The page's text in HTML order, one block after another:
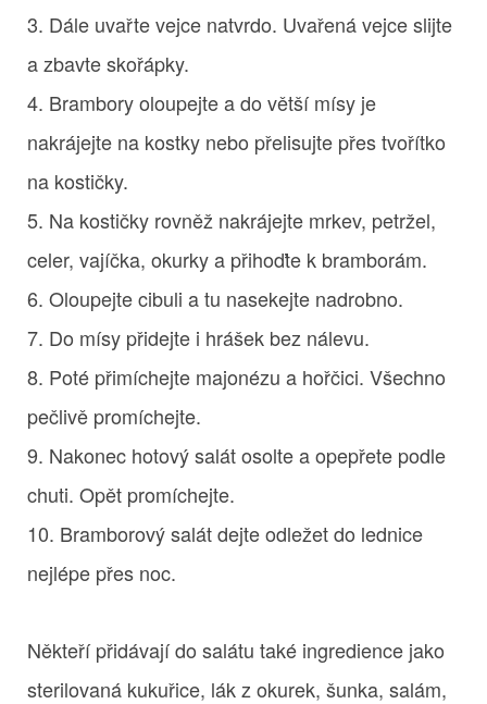
3. Dále uvařte vejce natvrdo. Uvařená vejce slijte
a zbavte skořápky.
4. Brambory oloupejte a do větší mísy je
nakrájejte na kostky nebo přelisujte přes tvořítko
na kostičky.
5. Na kostičky rovněž nakrájejte mrkev, petržel,
celer, vajíčka, okurky a přihoďte k bramborám.
6. Oloupejte cibuli a tu nasekejte nadrobno.
7. Do mísy přidejte i hrášek bez nálevu.
8. Poté přimíchejte majonézu a hořčici. Všechno
pečlivě promíchejte.
9. Nakonec hotový salát osolte a opepřete podle
chuti. Opět promíchejte.
10. Bramborový salát dejte odležet do lednice
nejlépe přes noc.
Někteří přidávají do salátu také ingredience jako
sterilovaná kukuřice, lák z okurek, šunka, salám,